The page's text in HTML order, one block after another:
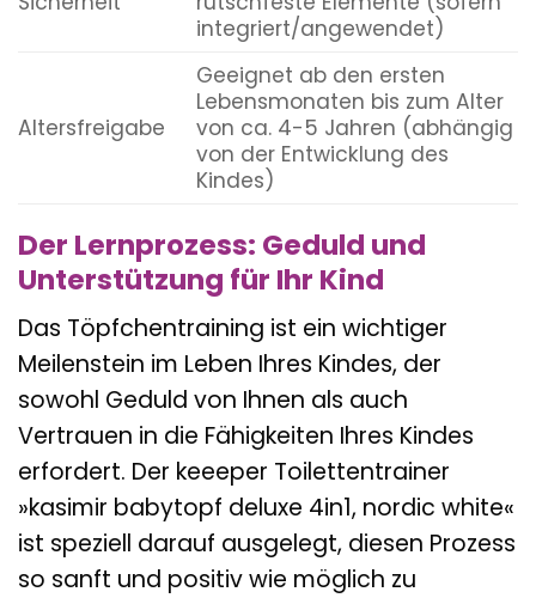
integriert/angewendet)
Altersfreigabe
Geeignet ab den ersten
Lebensmonaten bis zum Alter
von ca. 4-5 Jahren (abhängig
von der Entwicklung des
Kindes)
Der Lernprozess: Geduld und
Unterstützung für Ihr Kind
Das Töpfchentraining ist ein wichtiger
Meilenstein im Leben Ihres Kindes, der
sowohl Geduld von Ihnen als auch
Vertrauen in die Fähigkeiten Ihres Kindes
erfordert. Der keeeper Toilettentrainer
»kasimir babytopf deluxe 4in1, nordic white«
ist speziell darauf ausgelegt, diesen Prozess
so sanft und positiv wie möglich zu